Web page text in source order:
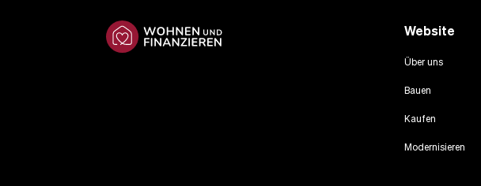
Website
Über uns
Bauen
Kaufen
Modernisieren